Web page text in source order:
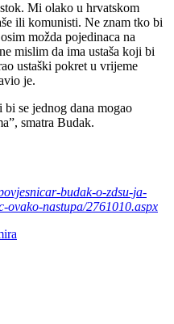
Mi olako u hrvatskom
ili komunisti. Ne znam tko bi
možda pojedinaca na
mislim da ima ustaša koji bi
ustaški pokret u vrijeme
je.
se jednog dana mogao
smatra Budak.
budak-o-zdsu-ja-
ovako-nastupa/2761010.aspx